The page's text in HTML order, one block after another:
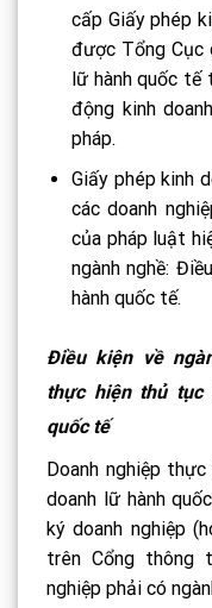
cấp Giấy phép
được Tổng Cục
lữ hành quốc tế
động kinh
pháp.
Giấy phép kinh
các doanh
của pháp luật
ngành nghề:
hành quốc tế.
Điều kiện về
thực hiện thủ tục
quốc tế
Doanh nghiệp
doanh lữ hành
ký doanh nghiệp
trên Cổng thông
nghiệp phải có